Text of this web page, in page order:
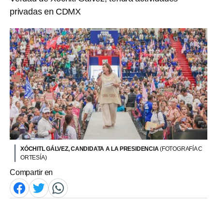
privadas en CDMX
XÓCHITL GÁLVEZ, CANDIDATA A LA PRESIDENCIA(FOTOGRAFÍA C
ORTESÍA)
Compartir en